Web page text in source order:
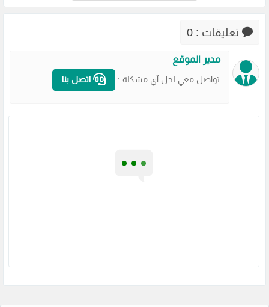
للكمبيوتر
فاير
مضغوطة
تعليقات : 0
مدير الموقع
تواصل معي لحل آي مشكلة : اتصل بنا